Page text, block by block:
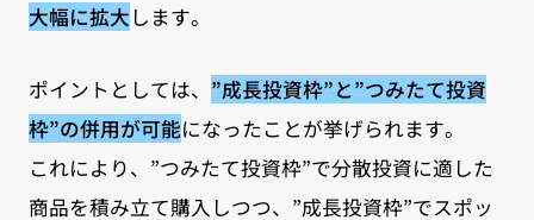
大幅に拡大 します。
ポイントとしては、 ”成長投資枠”と”つみたて投資
枠”の併用が可能になったことが挙げられます。
これにより、”つみたて投資枠”で分散投資に適した
商品を積み立て購入しつつ、”成長投資枠”でスポッ